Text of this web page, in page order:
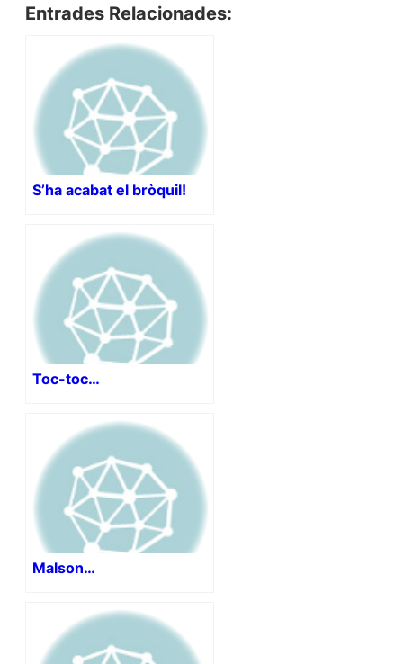
Entrades Relacionades:
S’ha acabat el bròquil!
Toc-toc…
Malson…